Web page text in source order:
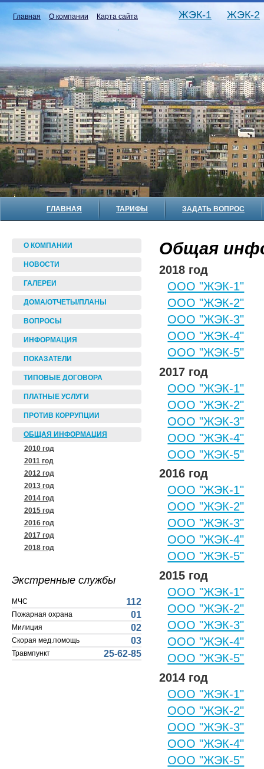
Главная О компании Карта сайта ЖЭК-1 ЖЭК-2
ГЛАВНАЯ ТАРИФЫ ЗАДАТЬ ВОПРОС
О КОМПАНИИ
НОВОСТИ
ГАЛЕРЕИ
ДОМА/ОТЧЕТЫ/ПЛАНЫ
ВОПРОСЫ
ИНФОРМАЦИЯ
ПОКАЗАТЕЛИ
ТИПОВЫЕ ДОГОВОРА
ПЛАТНЫЕ УСЛУГИ
ПРОТИВ КОРРУПЦИИ
ОБЩАЯ ИНФОРМАЦИЯ
2010 год
2011 год
2012 год
2013 год
2014 год
2015 год
2016 год
2017 год
2018 год
Экстренные службы
МЧС 112
Пожарная охрана 01
Милиция 02
Скорая мед.помощь 03
Травмпункт 25-62-85
Общая
2018 год
ООО "ЖЭК-1"
ООО "ЖЭК-2"
ООО "ЖЭК-3"
ООО "ЖЭК-4"
ООО "ЖЭК-5"
2017 год
ООО "ЖЭК-1"
ООО "ЖЭК-2"
ООО "ЖЭК-3"
ООО "ЖЭК-4"
ООО "ЖЭК-5"
2016 год
ООО "ЖЭК-1"
ООО "ЖЭК-2"
ООО "ЖЭК-3"
ООО "ЖЭК-4"
ООО "ЖЭК-5"
2015 год
ООО "ЖЭК-1"
ООО "ЖЭК-2"
ООО "ЖЭК-3"
ООО "ЖЭК-4"
ООО "ЖЭК-5"
2014 год
ООО "ЖЭК-1"
ООО "ЖЭК-2"
ООО "ЖЭК-3"
ООО "ЖЭК-4"
ООО "ЖЭК-5"